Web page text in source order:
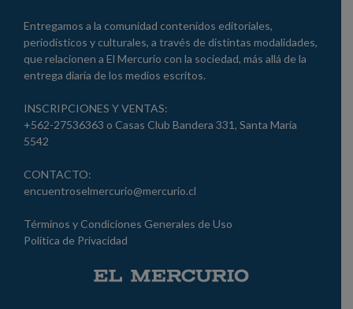
Entregamos a la comunidad contenidos editoriales,
periodísticos y culturales, a través de distintas modalidades,
que relacionen a El Mercurio con la sociedad, más allá de la
entrega diaria de los medios escritos.
INSCRIPCIONES Y VENTAS:
+562-27536363 o Casas Club Bandera 331, Santa María
5542
CONTACTO:
encuentroselmercurio@mercurio.cl
Términos y Condiciones Generales de Uso
Política de Privacidad